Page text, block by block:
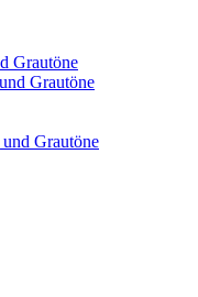
Grautöne
Grautöne
Grautöne